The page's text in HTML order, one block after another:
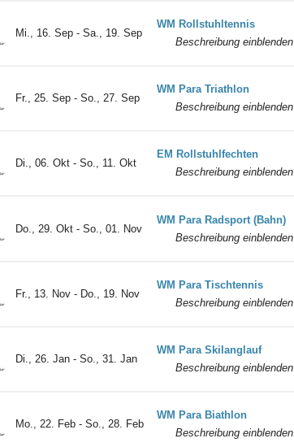
Mi., 16. Sep - Sa., 19. Sep
WM Rollstuhltennis
Beschreibung einblenden
Fr., 25. Sep - So., 27. Sep
WM Para Triathlon
Beschreibung einblenden
Di., 06. Okt - So., 11. Okt
EM Rollstuhlfechten
Beschreibung einblenden
Do., 29. Okt - So., 01. Nov
WM Para Radsport (Bahn)
Beschreibung einblenden
Fr., 13. Nov - Do., 19. Nov
WM Para Tischtennis
Beschreibung einblenden
Di., 26. Jan - So., 31. Jan
WM Para Skilanglauf
Beschreibung einblenden
Mo., 22. Feb - So., 28. Feb
WM Para Biathlon
Beschreibung einblenden